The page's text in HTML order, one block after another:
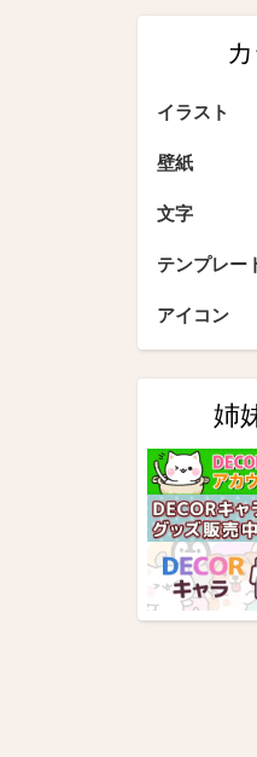
イラスト
壁紙
文字
テンプレー
アイコン
姉